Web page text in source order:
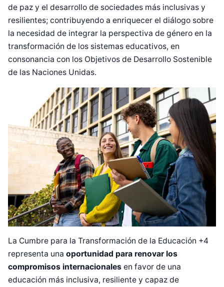
de paz y el desarrollo de sociedades más inclusivas y
resilientes; contribuyendo a enriquecer el diálogo sobre
la necesidad de integrar la perspectiva de género en la
transformación de los sistemas educativos, en
consonancia con los Objetivos de Desarrollo Sostenible
de las Naciones Unidas.
La Cumbre para la Transformación de la Educación +4
representa una oportunidad para renovar los
compromisos internacionales en favor de una
educación más inclusiva, resiliente y capaz de